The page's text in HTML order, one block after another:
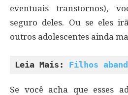
eventuais transtornos),
seguro deles. Ou se eles
outros adolescentes ainda
Leia Mais: Filhos
Se você acha que esses